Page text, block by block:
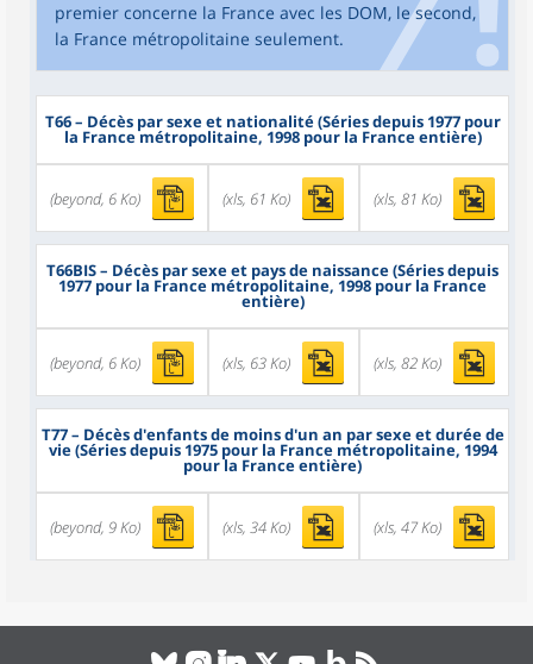
premier concerne la France avec les DOM, le second,
la France métropolitaine seulement.
T66– Décès par sexe et nationalité (Séries depuis 1977 pour
la France métropolitaine, 1998 pour la France entière)
(beyond, 6 Ko) (xls, 61 Ko) (xls, 81 Ko)
T66BIS– Décès par sexe et pays de naissance (Séries depuis
1977 pour la France métropolitaine, 1998 pour la France
entière)
(beyond, 6 Ko) (xls, 63 Ko) (xls, 82 Ko)
T77– Décès d'enfants de moins d'un an par sexe et durée de
vie (Séries depuis 1975 pour la France métropolitaine, 1994
pour la France entière)
(beyond, 9 Ko) (xls, 34 Ko) (xls, 47 Ko)